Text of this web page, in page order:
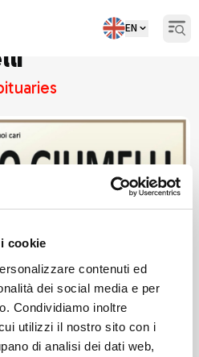
cookie
contenuti ed
dei social media e per
Condividiamo inoltre
utilizzi il nostro sito con i
di analisi dei dati web,
EN